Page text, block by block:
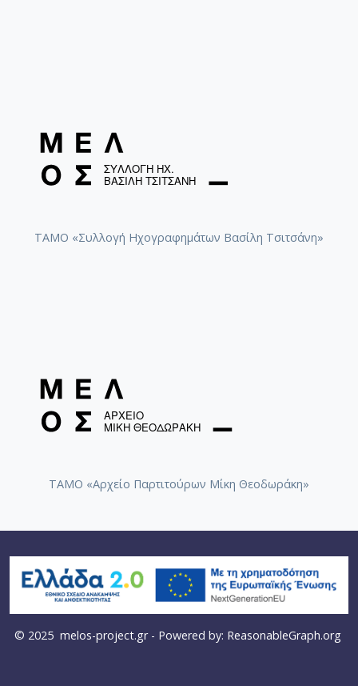
ΤΑΜΟ «Συλλογή Ηχογραφημάτων Βασίλη Τσιτσάνη»
ΤΑΜΟ «Αρχείο Παρτιτούρων Μίκη Θεοδωράκη»
© 2025 melos-project.gr- Powered by: ReasonableGraph.org